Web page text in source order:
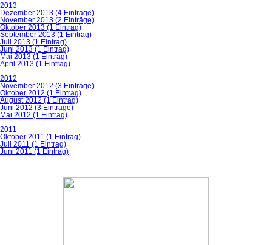
2013
Dezember 2013 (4 Einträge)
November 2013 (2 Einträge)
Oktober 2013 (1 Eintrag)
September 2013 (1 Eintrag)
Juli 2013 (1 Eintrag)
Juni 2013 (1 Eintrag)
Mai 2013 (1 Eintrag)
April 2013 (1 Eintrag)
2012
November 2012 (3 Einträge)
Oktober 2012 (1 Eintrag)
August 2012 (1 Eintrag)
Juni 2012 (3 Einträge)
Mai 2012 (1 Eintrag)
2011
Oktober 2011 (1 Eintrag)
Juli 2011 (1 Eintrag)
Juni 2011 (1 Eintrag)